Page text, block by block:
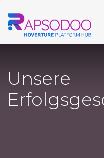
Unsere